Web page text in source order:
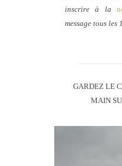
inscrire à la
message tous les
GARDEZ LE
MAIN